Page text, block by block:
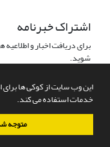
این وب سایت از کوکی ها برای
خدمات استفاده می کند.
متوجه
اشتراک خبرنامه
برای دریافت اخبار و
شوید.
سامانه مدیریت نشریات